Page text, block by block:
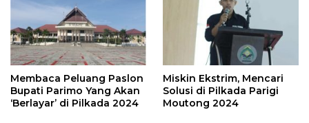
Membaca Peluang Paslon
Bupati Parimo Yang Akan
‘Berlayar’ di Pilkada 2024
Miskin Ekstrim, Mencari
Solusi di Pilkada Parigi
Moutong 2024